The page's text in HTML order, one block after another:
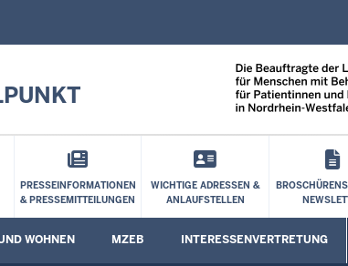
PRESSEINFORMATIONEN
& PRESSEMITTEILUNGEN
WICHTIGE ADRESSEN &
ANLAUFSTELLEN
WOHNEN MZEB INTERESSENVERTRETUNG